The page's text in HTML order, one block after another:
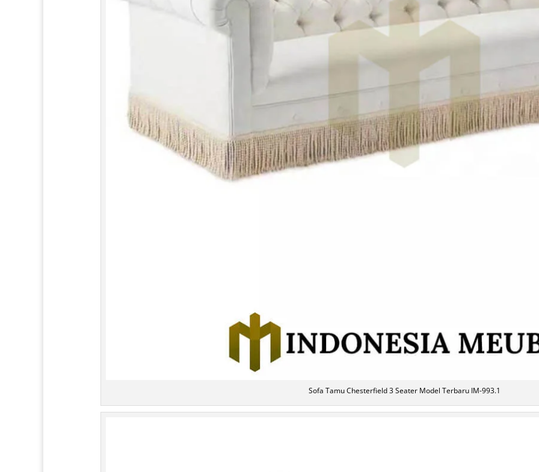
Sofa Tamu Chesterfield 3 Seater Model Terbaru IM-993.1